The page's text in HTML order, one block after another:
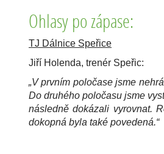
Ohlasy po zápase:
TJ Dálnice Speřice
Jiří Holenda, trenér Speřic:
„V prvním poločase jsme
Do druhého poločasu jsme
následně dokázali vyrovnat.
dokopná byla také povedená.“